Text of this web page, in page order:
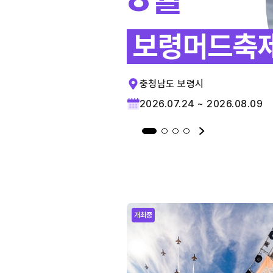
보령머드축
충청남도 보령시
2026.07.24 ~ 2026.08.09
개최중